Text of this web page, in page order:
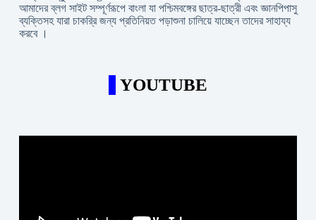
আমাদের ব্লগ সাইট সম্পূর্ণরূপে বাংলা যা পশ্চিমবঙ্গের ছাত্র-ছাত্রী এবং জ্ঞানপিপাসু
ব্যক্তিসহ যারা চাকরি্র জন্য প্রতিনিয়ত পড়াশুনা চালিয়ে যাচ্ছেন তাদের সাহায্য
করবে ।
YOUTUBE